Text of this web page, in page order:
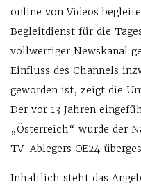
online von Videos
Begleitdienst für die
vollwertiger Newskanal
Einfluss des Channels
geworden ist, zeigt die
Der vor 13 Jahren
„Österreich“ wurde der
TV-Ablegers OE24
Inhaltlich steht das